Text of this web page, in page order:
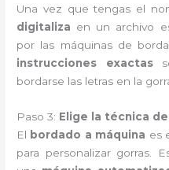
Una vez que tengas el
digitaliza en un archivo
por las máquinas de
instrucciones exactas
bordarse las letras en la
Paso 3: Elige la técnica
El bordado a máquina es
para personalizar gorras.